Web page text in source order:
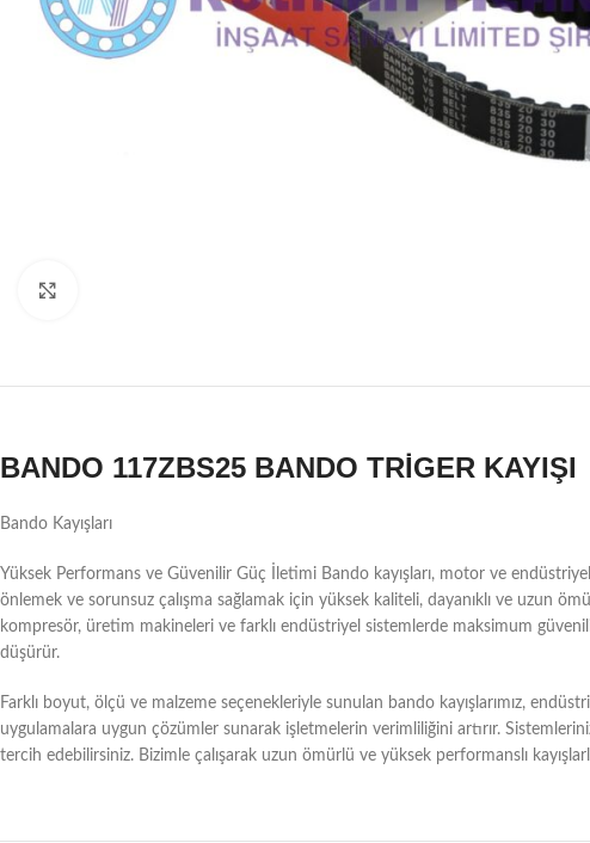
BANDO 117ZBS25 BANDO TRİGER KAYIŞI
Bando Kayışları
Yüksek Performans ve Güvenilir Güç İletimi Bando kayışları, motor ve
önlemek ve sorunsuz çalışma sağlamak için yüksek kaliteli, dayanıklı ve uzun
kompresör, üretim makineleri ve farklı endüstriyel sistemlerde maksimum
düşürür.
Farklı boyut, ölçü ve malzeme seçenekleriyle sunulan bando kayışlarımız,
uygulamalara uygun çözümler sunarak işletmelerin verimliliğini artırır.
tercih edebilirsiniz. Bizimle çalışarak uzun ömürlü ve yüksek performanslı